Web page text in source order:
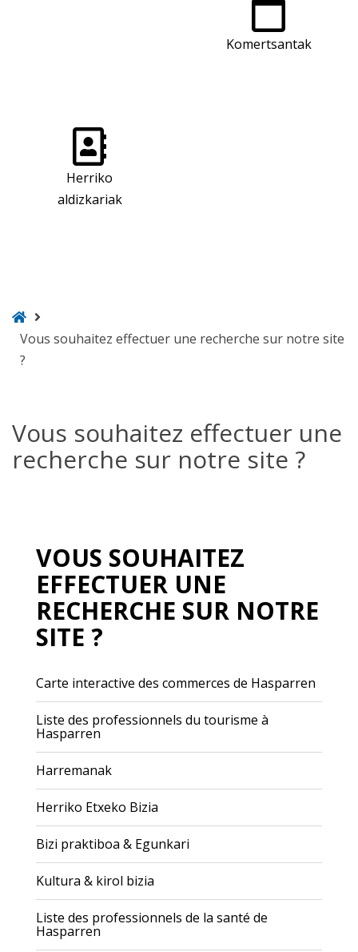
Komertsantak
Herriko
aldizkariak
ongietorri
Vous souhaitez effectuer une recherche sur notre site
?
Vous souhaitez effectuer une
recherche sur notre site ?
VOUS SOUHAITEZ
EFFECTUER UNE
RECHERCHE SUR NOTRE
SITE ?
Carte interactive des commerces de Hasparren
Liste des professionnels du tourisme à
Hasparren
Harremanak
Herriko Etxeko Bizia
Bizi praktiboa & Egunkari
Kultura & kirol bizia
Liste des professionnels de la santé de
Hasparren